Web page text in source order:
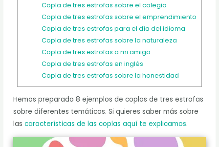
Copla de tres estrofas sobre el colegio
Copla de tres estrofas sobre el emprendimiento
Copla de tres estrofas para el día del idioma
Copla de tres estrofas sobre la naturaleza
Copla de tres estrofas a mi amigo
Copla de tres estrofas en inglés
Copla de tres estrofas sobre la honestidad
Hemos preparado 8 ejemplos de coplas de tres estrofas
sobre diferentes temáticas. Si quieres saber más sobre
lascaracterísticas de las coplas aquí te explicamos.